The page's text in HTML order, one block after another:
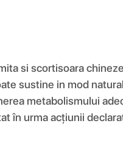
si scortisoara
sustine in mod
metabolismului
în urma acțiunii